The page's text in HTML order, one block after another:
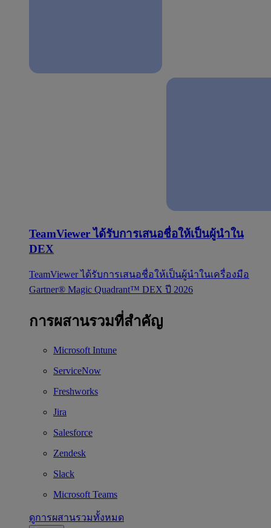
TeamViewer ได้รับการเสนอชื่อให้เป็นผู้นำใน
DEX
TeamViewer ได้รับการเสนอชื่อให้เป็นผู้นำในเครื่องมือ
Gartner® Magic Quadrant™ DEX ปี 2026
การผสานรวมที่สำคัญ
Microsoft Intune
ServiceNow
Freshworks
Jira
Salesforce
Zendesk
Slack
Microsoft Teams
ดูการผสานรวมทั้งหมด